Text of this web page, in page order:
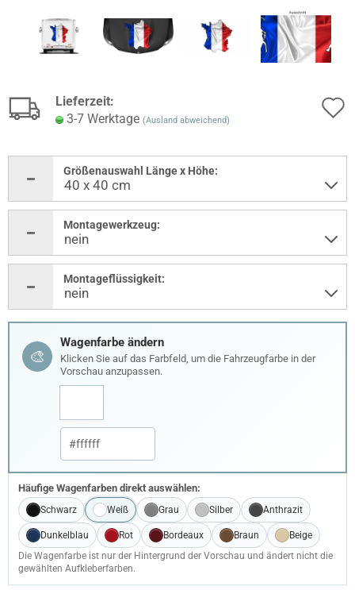
Lieferzeit:
3-7 Werktage (Ausland abweichend)
Größenauswahl Länge x Höhe:
Montagewerkzeug:
Montageflüssigkeit:
🎨
Wagenfarbe ändern
Klicken Sie auf das Farbfeld, um die Fahrzeugfarbe in der
Vorschau anzupassen.
Häufige Wagenfarben direkt auswählen:
Schwarz Weiß Grau Silber Anthrazit
Dunkelblau Rot Bordeaux Braun
Beige
Die Wagenfarbe ist nur der Hintergrund der Vorschau und ändert nicht die
gewählten Aufkleberfarben.